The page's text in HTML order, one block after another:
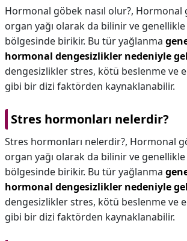
Hormonal göbek nasıl olur?, Hormonal
organ yağı olarak da bilinir ve genellikle
bölgesinde birikir. Bu tür yağlanma
hormonal dengesizlikler nedeniyle
dengesizlikler stres, kötü beslenme ve
gibi bir dizi faktörden kaynaklanabilir.
Stres hormonları nelerdir?
Stres hormonları nelerdir?, Hormonal
organ yağı olarak da bilinir ve genellikle
bölgesinde birikir. Bu tür yağlanma
hormonal dengesizlikler nedeniyle
dengesizlikler stres, kötü beslenme ve
gibi bir dizi faktörden kaynaklanabilir.